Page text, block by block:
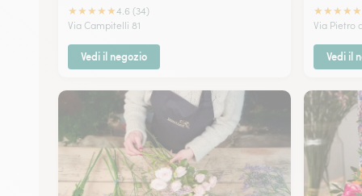
★★★★★4.6 (34)
Via Campitelli 81
Vedi il negozio
★★★★★
Via Pietro
Vedi il